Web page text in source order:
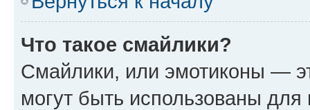
Что такое смайлики?
Смайлики, или эмотиконы —
могут быть использованы